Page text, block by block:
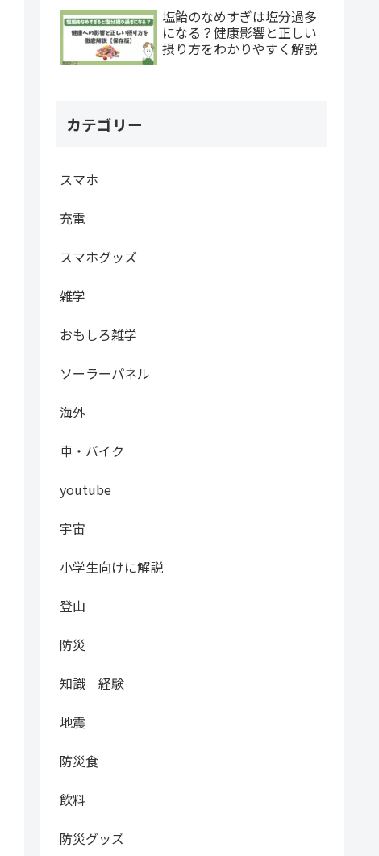
塩飴のなめすぎは塩分過多
になる？健康影響と正しい
摂り方をわかりやすく解説
カテゴリー
スマホ
充電
スマホグッズ
雑学
おもしろ雑学
ソーラーパネル
海外
車・バイク
youtube
宇宙
小学生向けに解説
登山
防災
知識 経験
地震
防災食
飲料
防災グッズ